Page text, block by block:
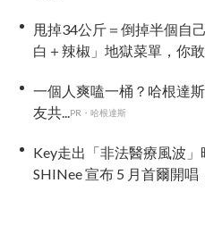
甩掉34公斤＝倒掉半個自
白＋辣椒」地獄菜單，你
一個人爽嗑一桶？哈根達
友共...
PR・哈根達斯
Key走出「非法醫療風波」
SHINee 宣布 5 月首爾開唱